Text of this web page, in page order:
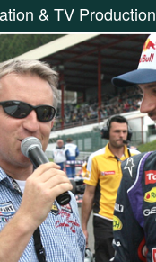
& TV Production